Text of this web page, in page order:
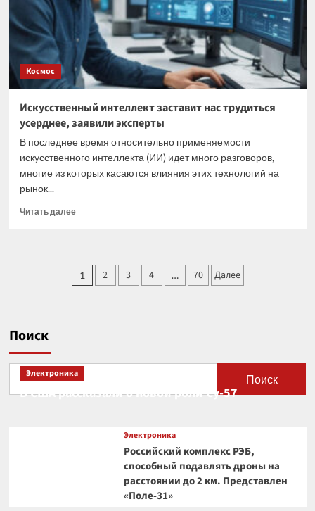
систему,
рассказали
ученые
Космос
Искусственный интеллект заставит нас трудиться
усерднее, заявили эксперты
В последнее время относительно применяемости
искусственного интеллекта (ИИ) идет много разговоров,
многие из которых касаются влияния этих технологий на
рынок...
Читать далееПрочитать
интеллект
заставит
Пагинация
1 2 3 4 … 70 Далее
Поиск
Поиск
Электроника
В США рассказали о новой роли Су-57
Электроника
Российский комплекс РЭБ,
способный подавлять дроны на
расстоянии до 2 км. Представлен
«Поле-31»